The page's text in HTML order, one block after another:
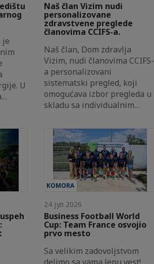
je
U
Naš član Vizim nudi
personalizovane
zdravstvene preglede
članovima CCIFS-a.
Naš član, Dom zdravlja
Vizim, nudi članovima CCIFS-
a personalizovani
sistematski pregled, koji
omogućava izbor pregleda u
skladu sa individualnim…
KOMORA
24 јул 2026
Business Football World
Cup: Team France osvojio
prvo mesto
Sa velikim zadovoljstvom